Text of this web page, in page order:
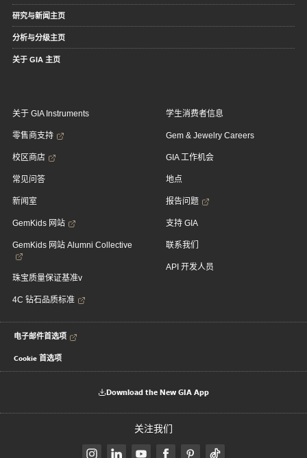
研究与新闻主页
分析与分级主页
关于 GIA 主页
关于 GIA Instruments
零售商支持
校区商店
常见问答
新闻室
GemKids 网站
GemKids 网站 Alumni Collective
珠宝质量保证基准v
4C 钻石品质标准
学生消费者信息
Gem & Jewelry Careers
GIA 工作机会
地点
报告问题
支持 GIA
联系我们
API 开发人员
电子邮件首选项
Cookie 首选项
Download the New GIA App
关注我们